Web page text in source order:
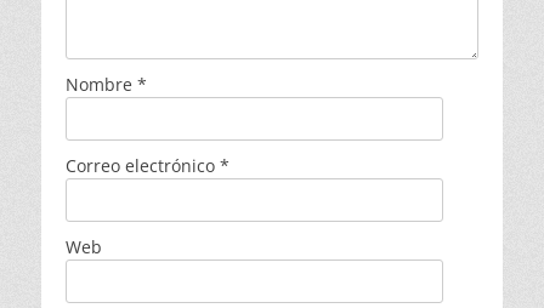
Nombre *
Correo electrónico *
Web